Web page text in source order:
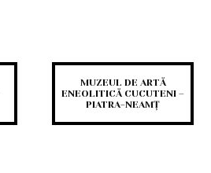
MUZEUL DE ARTĂ
ENEOLITICĂ CUCUTENI –
PIATRA-NEAMȚ